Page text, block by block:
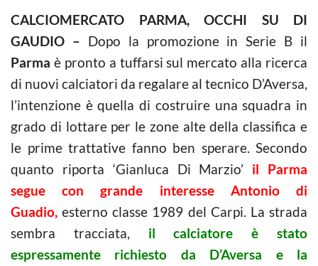
CALCIOMERCATO PARMA, OCCHI SU DI
GAUDIO – Dopo la promozione in Serie B il
Parma è pronto a tuffarsi sul mercato alla ricerca
di nuovi calciatori da regalare al tecnico D’Aversa,
l’intenzione è quella di costruire una squadra in
grado di lottare per le zone alte della classifica e
le prime trattative fanno ben sperare. Secondo
quanto riporta ‘Gianluca Di Marzio’ il Parma
segue con grande interesse Antonio di
Guadio, esterno classe 1989 del Carpi. La strada
sembra tracciata, il calciatore è stato
espressamente richiesto da D’Aversa e la